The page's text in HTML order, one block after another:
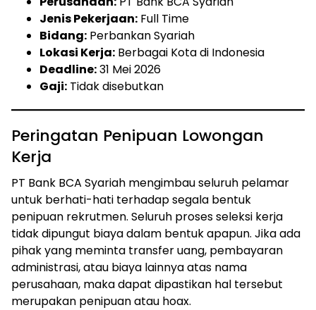
Jenis Pekerjaan: Full Time
Bidang: Perbankan Syariah
Lokasi Kerja: Berbagai Kota di Indonesia
Deadline:31 Mei 2026
Gaji: Tidak disebutkan
Peringatan Penipuan Lowongan
Kerja
PT Bank BCA Syariah mengimbau seluruh pelamar
untuk berhati-hati terhadap segala bentuk
penipuan rekrutmen. Seluruh proses seleksi kerja
tidak dipungut biaya dalam bentuk apapun. Jika ada
pihak yang meminta transfer uang, pembayaran
administrasi, atau biaya lainnya atas nama
perusahaan, maka dapat dipastikan hal tersebut
merupakan penipuan atau hoax.